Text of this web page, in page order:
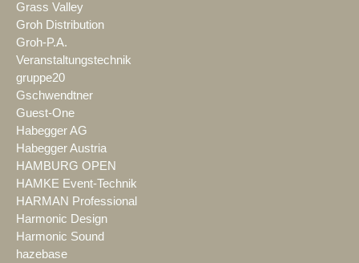
Grass Valley
Groh Distribution
Groh-P.A.
Veranstaltungstechnik
gruppe20
Gschwendtner
Guest-One
Habegger AG
Habegger Austria
HAMBURG OPEN
HAMKE Event-Technik
HARMAN Professional
Harmonic Design
Harmonic Sound
hazebase